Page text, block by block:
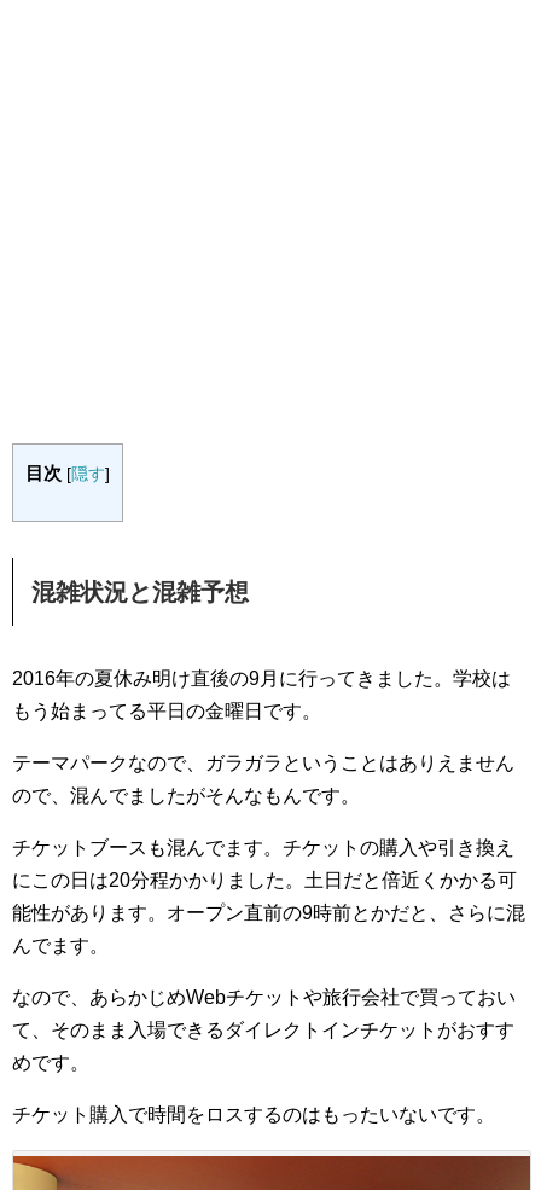
目次 [隠す]
混雑状況と混雑予想
2016年の夏休み明け直後の9月に行ってきました。学校は
もう始まってる平日の金曜日です。
テーマパークなので、ガラガラということはありえません
ので、混んでましたがそんなもんです。
チケットブースも混んでます。チケットの購入や引き換え
にこの日は20分程かかりました。土日だと倍近くかかる可
能性があります。オープン直前の9時前とかだと、さらに混
んでます。
なので、あらかじめWebチケットや旅行会社で買っておい
て、そのまま入場できるダイレクトインチケットがおすす
めです。
チケット購入で時間をロスするのはもったいないです。